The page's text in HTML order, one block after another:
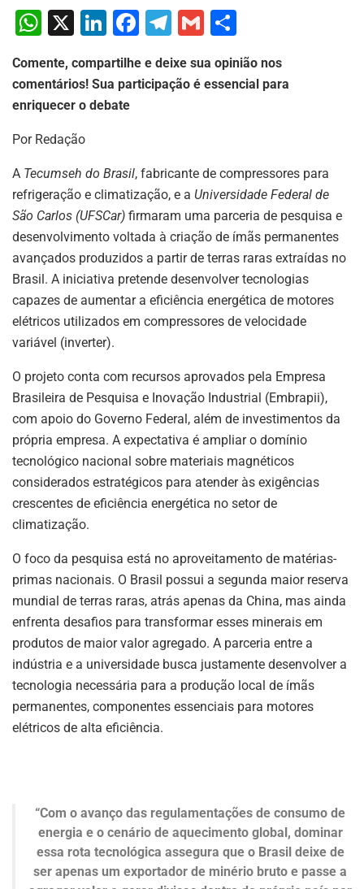
W
at
s
A
p
p
X
Li
k
e
F
c
o
k
T
el
e
gr
G
ai
h
ar
Comente, compartilhe e deixe sua opinião nos
comentários! Sua participação é essencial para
enriquecer o debate
Por Redação
A Tecumseh do Brasil, fabricante de compressores para
refrigeração e climatização, e a Universidade Federal de
São Carlos (UFSCar) firmaram uma parceria de pesquisa e
desenvolvimento voltada à criação de ímãs permanentes
avançados produzidos a partir de terras raras extraídas no
Brasil. A iniciativa pretende desenvolver tecnologias
capazes de aumentar a eficiência energética de motores
elétricos utilizados em compressores de velocidade
variável (inverter).
O projeto conta com recursos aprovados pela Empresa
Brasileira de Pesquisa e Inovação Industrial (Embrapii),
com apoio do Governo Federal, além de investimentos da
própria empresa. A expectativa é ampliar o domínio
tecnológico nacional sobre materiais magnéticos
considerados estratégicos para atender às exigências
crescentes de eficiência energética no setor de
climatização.
O foco da pesquisa está no aproveitamento de matérias-
primas nacionais. O Brasil possui a segunda maior reserva
mundial de terras raras, atrás apenas da China, mas ainda
enfrenta desafios para transformar esses minerais em
produtos de maior valor agregado. A parceria entre a
indústria e a universidade busca justamente desenvolver a
tecnologia necessária para a produção local de ímãs
permanentes, componentes essenciais para motores
elétricos de alta eficiência.
“Com o avanço das regulamentações de consumo de
energia e o cenário de aquecimento global, dominar
essa rota tecnológica assegura que o Brasil deixe de
ser apenas um exportador de minério bruto e passe a